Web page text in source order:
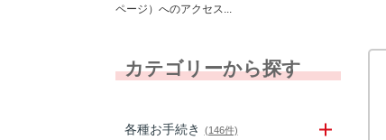
ページ）へのアクセス...
カテゴリーから探す
各種お手続き (146件)